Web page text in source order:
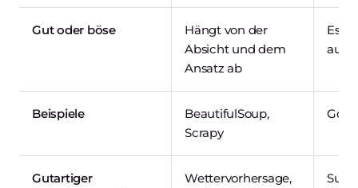
Gut oder böse
Hängt von der
Absicht und dem
Ansatz ab
Es
auch
Beispiele
BeautifulSoup,
Scrapy
Gutartiger
Wettervorhersage,